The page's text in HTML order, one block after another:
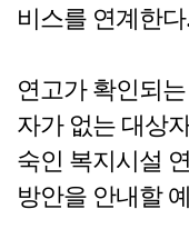
비스를 연계한
연고가 확인되
자가 없는 대상
숙인 복지시설
방안을 안내할